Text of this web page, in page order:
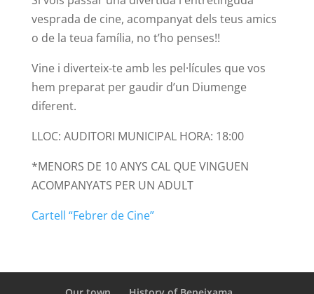
vesprada de cine, acompanyat dels teus amics
o de la teua família, no t’ho penses!!
Vine i diverteix-te amb les pel·lícules que vos
hem preparat per gaudir d’un Diumenge
diferent.
LLOC: AUDITORI MUNICIPAL HORA: 18:00
*MENORS DE 10 ANYS CAL QUE VINGUEN
ACOMPANYATS PER UN ADULT
Cartell “Febrer de Cine”